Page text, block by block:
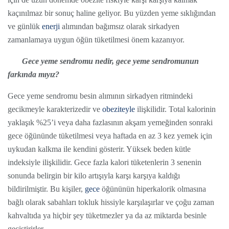
kaçınılmaz bir sonuç haline geliyor. Bu yüzden yeme sıklığından
ve günlük enerji alımından bağımsız olarak sirkadyen
zamanlamaya uygun öğün tüketilmesi önem kazanıyor.
Gece yeme sendromu nedir, gece yeme sendromunun
farkında mıyız?
Gece yeme sendromu besin alımının sirkadyen ritmindeki
gecikmeyle karakterizedir ve obeziteyle ilişkilidir. Total kalorinin
yaklaşık %25’i veya daha fazlasının akşam yemeğinden sonraki
gece öğününde tüketilmesi veya haftada en az 3 kez yemek için
uykudan kalkma ile kendini gösterir. Yüksek beden kütle
indeksiyle ilişkilidir. Gece fazla kalori tüketenlerin 3 senenin
sonunda belirgin bir kilo artışıyla karşı karşıya kaldığı
bildirilmiştir. Bu kişiler, gece öğününün hiperkalorik olmasına
bağlı olarak sabahları tokluk hissiyle karşılaşırlar ve çoğu zaman
kahvaltıda ya hiçbir şey tüketmezler ya da az miktarda besinle